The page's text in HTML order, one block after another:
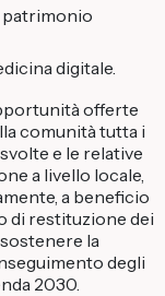
patrimonio
digitale.
offerte
comunità tutta i
e le relative
a livello locale,
a beneficio
di restituzione dei
la
degli
2030.